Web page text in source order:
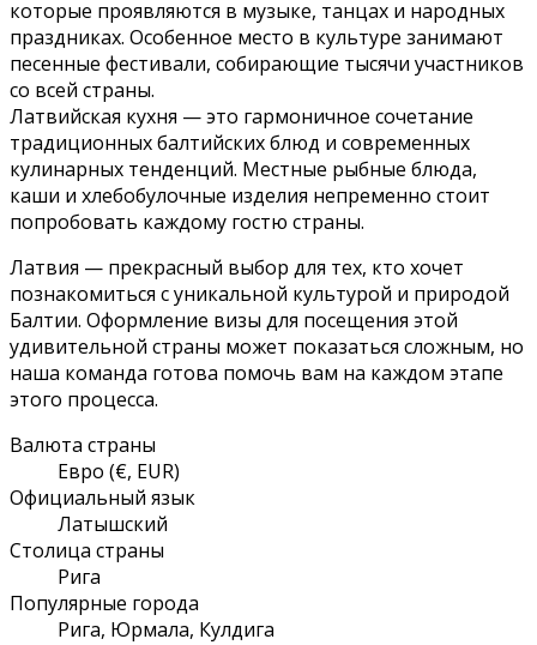
которые проявляются в музыке, танцах и народных
праздниках. Особенное место в культуре занимают
песенные фестивали, собирающие тысячи участников
со всей страны.
Латвийская кухня — это гармоничное сочетание
традиционных балтийских блюд и современных
кулинарных тенденций. Местные рыбные блюда,
каши и хлебобулочные изделия непременно стоит
попробовать каждому гостю страны.
Латвия — прекрасный выбор для тех, кто хочет
познакомиться с уникальной культурой и природой
Балтии. Оформление визы для посещения этой
удивительной страны может показаться сложным, но
наша команда готова помочь вам на каждом этапе
этого процесса.
Валюта страны
Евро (€, EUR)
Официальный язык
Латышский
Столица страны
Рига
Популярные города
Рига, Юрмала, Кулдига